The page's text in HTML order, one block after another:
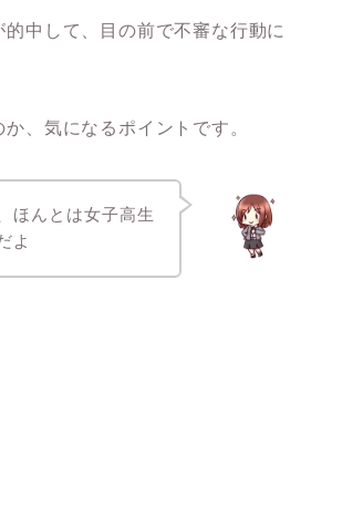
中して、目の前で不審な行動に
、気になるポイントです。
ほんとは女子高生
よ